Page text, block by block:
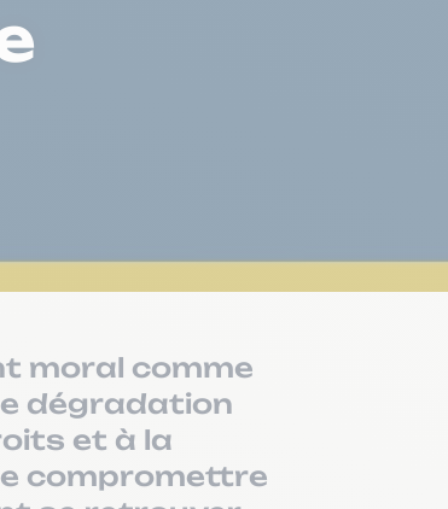
moral comme
dégradation
et à la
compromettre